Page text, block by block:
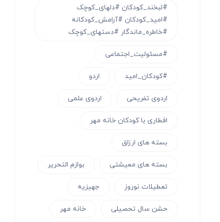
#لبخند_کودکان #دلهای_کوچک
#امید_کودکان #آرامش_کودکانه
#خاطره_ماندگار #دستهای_کوچک
#مسئولیت_اجتماعی
#کودکان_امید اردو
اردوی تفریحی اردوی علمی
افطاری با کودکان خانه مهر
بسته های ارزاق
بسته های معیشتی بوازم التحریر
تعطیلات نوروز جهیزیه
حشن سال تحصیلی خانه مهر